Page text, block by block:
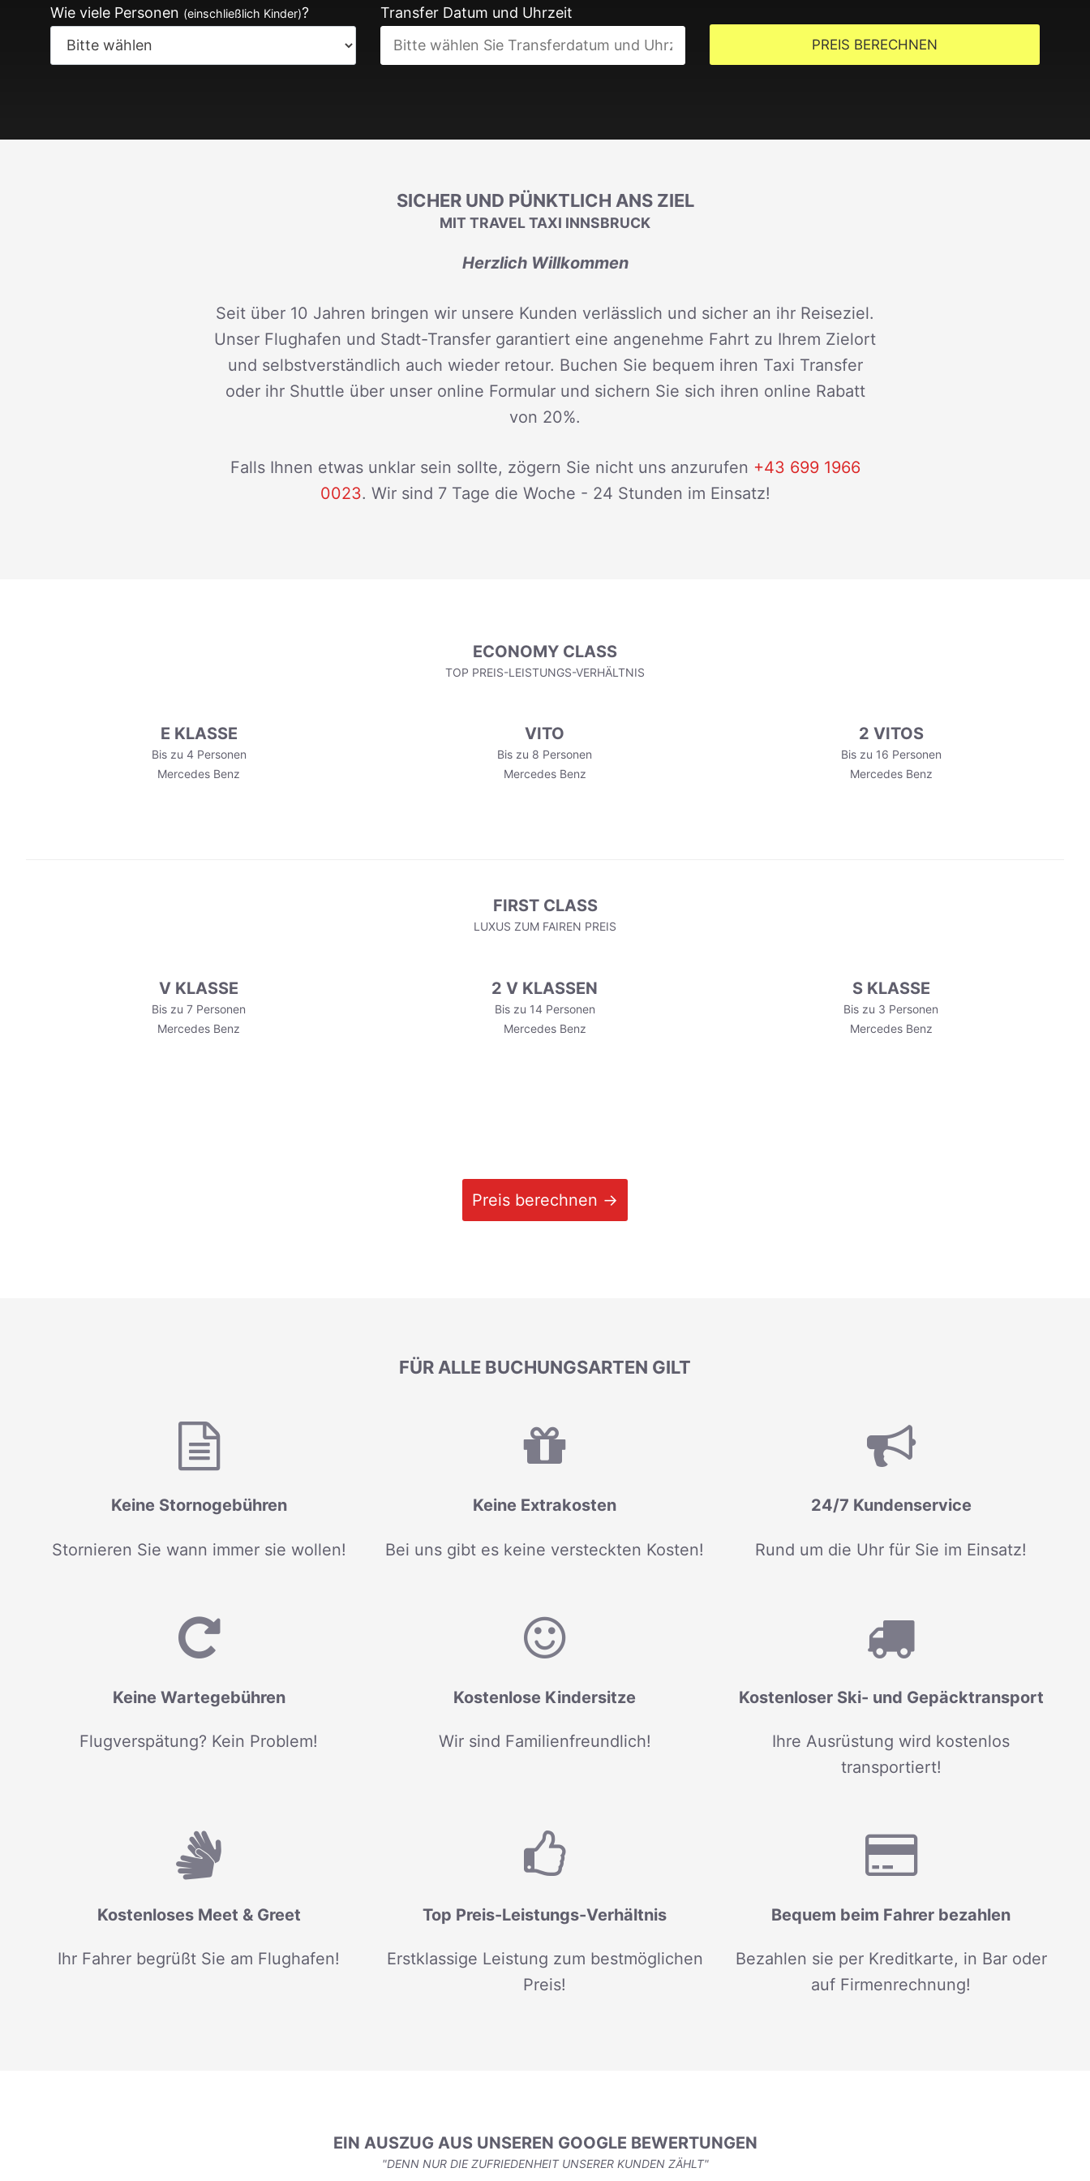
Wie viele Personen (einschließlich Kinder)? Transfer Datum und Uhrzeit
PREIS BERECHNEN
SICHER UND PÜNKTLICH ANS ZIEL
MIT TRAVEL TAXI INNSBRUCK
Herzlich Willkommen
Seit über 10 Jahren bringen wir unsere Kunden verlässlich und sicher an ihr Reiseziel.
Unser Flughafen und Stadt-Transfer garantiert eine angenehme Fahrt zu Ihrem Zielort
und selbstverständlich auch wieder retour. Buchen Sie bequem ihren Taxi Transfer
oder ihr Shuttle über unser online Formular und sichern Sie sich ihren online Rabatt
von 20%.
Falls Ihnen etwas unklar sein sollte, zögern Sie nicht uns anzurufen +43 699 1966
0023. Wir sind 7 Tage die Woche - 24 Stunden im Einsatz!
ECONOMY CLASS
TOP PREIS-LEISTUNGS-VERHÄLTNIS
E KLASSE
Bis zu 4 Personen
Mercedes Benz
VITO
Bis zu 8 Personen
Mercedes Benz
2 VITOS
Bis zu 16 Personen
Mercedes Benz
FIRST CLASS
LUXUS ZUM FAIREN PREIS
V KLASSE
Bis zu 7 Personen
Mercedes Benz
2 V KLASSEN
Bis zu 14 Personen
Mercedes Benz
S KLASSE
Bis zu 3 Personen
Mercedes Benz
Preis berechnen →
FÜR ALLE BUCHUNGSARTEN GILT
Keine Stornogebühren
Stornieren Sie wann immer sie wollen!
Keine Extrakosten
Bei uns gibt es keine versteckten Kosten!
24/7 Kundenservice
Rund um die Uhr für Sie im Einsatz!
Keine Wartegebühren
Flugverspätung? Kein Problem!
Kostenlose Kindersitze
Wir sind Familienfreundlich!
Kostenloser Ski- und Gepäcktransport
Ihre Ausrüstung wird kostenlos
transportiert!
Kostenloses Meet & Greet
Ihr Fahrer begrüßt Sie am Flughafen!
Top Preis-Leistungs-Verhältnis
Erstklassige Leistung zum bestmöglichen
Preis!
Bequem beim Fahrer bezahlen
Bezahlen sie per Kreditkarte, in Bar oder
auf Firmenrechnung!
EIN AUSZUG AUS UNSEREN GOOGLE BEWERTUNGEN
"DENN NUR DIE ZUFRIEDENHEIT UNSERER KUNDEN ZÄHLT"